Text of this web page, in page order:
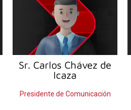
Sr. Carlos Chávez de
Icaza
Presidente de Comunicación